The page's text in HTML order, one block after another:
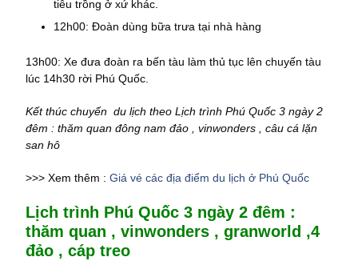
tiêu trồng ở xứ khác.
12h00: Đoàn dùng bữa trưa tại nhà hàng
13h00: Xe đưa đoàn ra bến tàu làm thủ tục lên chuyến tàu
lúc 14h30 rời Phú Quốc.
Kết thúc chuyến du lịch theo Lịch trình Phú Quốc 3 ngày 2
đêm : thăm quan đông nam đảo , vinwonders , câu cá lặn
san hô
>>> Xem thêm : Giá vé các địa điểm du lịch ở Phú Quốc
Lịch trình Phú Quốc 3 ngày 2 đêm :
thăm quan , vinwonders , granworld ,4
đảo , cáp treo